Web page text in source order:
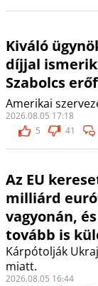
Kiváló
díjjal
Szabolcs
Amerikai
2026.08.05 17:18
5
41
Az EU
milliárd
vagyonán,
tovább is
Kárpótolják
miatt.
2026.08.05 16:44